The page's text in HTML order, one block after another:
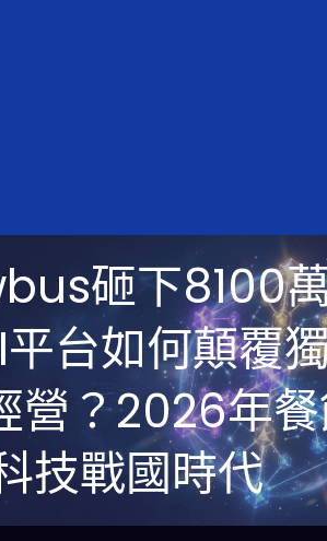
砸下8100
台如何顛覆
營？2026年
技戰國時代